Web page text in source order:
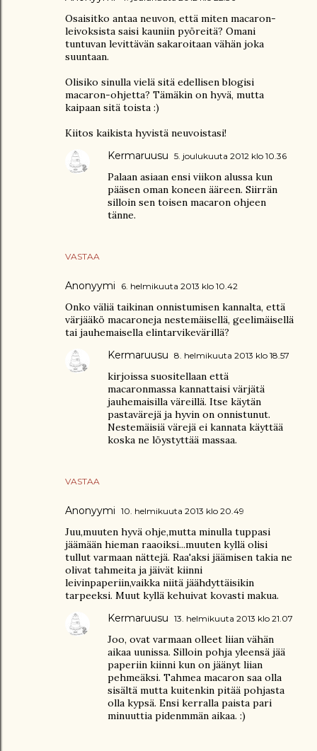
Osaisitko antaa neuvon, että miten macaron-
leivoksista saisi kauniin pyöreitä? Omani
tuntuvan levittävän sakaroitaan vähän joka
suuntaan.
Olisiko sinulla vielä sitä edellisen blogisi
macaron-ohjetta? Tämäkin on hyvä, mutta
kaipaan sitä toista :)
Kiitos kaikista hyvistä neuvoistasi!
VASTAA
Kermaruusu 5. joulukuuta 2012 klo 10.36
Palaan asiaan ensi viikon alussa kun
pääsen oman koneen ääreen. Siirrän
silloin sen toisen macaron ohjeen
tänne.
Anonyymi 6. helmikuuta 2013 klo 10.42
Onko väliä taikinan onnistumisen kannalta, että
värjääkö macaroneja nestemäisellä, geelimäisellä
tai jauhemaisella elintarvikevärillä?
VASTAA
Kermaruusu 8. helmikuuta 2013 klo 18.57
kirjoissa suositellaan että
macaronmassa kannattaisi värjätä
jauhemaisilla väreillä. Itse käytän
pastavärejä ja hyvin on onnistunut.
Nestemäisiä värejä ei kannata käyttää
koska ne löystyttää massaa.
Anonyymi 10. helmikuuta 2013 klo 20.49
Juu,muuten hyvä ohje,mutta minulla tuppasi
jäämään hieman raaoiksi...muuten kyllä olisi
tullut varmaan nättejä. Raa'aksi jäämisen takia ne
olivat tahmeita ja jäivät kiinni
leivinpaperiin,vaikka niitä jäähdyttäisikin
tarpeeksi. Muut kyllä kehuivat kovasti makua.
Kermaruusu 13. helmikuuta 2013 klo 21.07
Joo, ovat varmaan olleet liian vähän
aikaa uunissa. Silloin pohja yleensä jää
paperiin kiinni kun on jäänyt liian
pehmeäksi. Tahmea macaron saa olla
sisältä mutta kuitenkin pitää pohjasta
olla kypsä. Ensi kerralla paista pari
minuuttia pidenmmän aikaa. :)